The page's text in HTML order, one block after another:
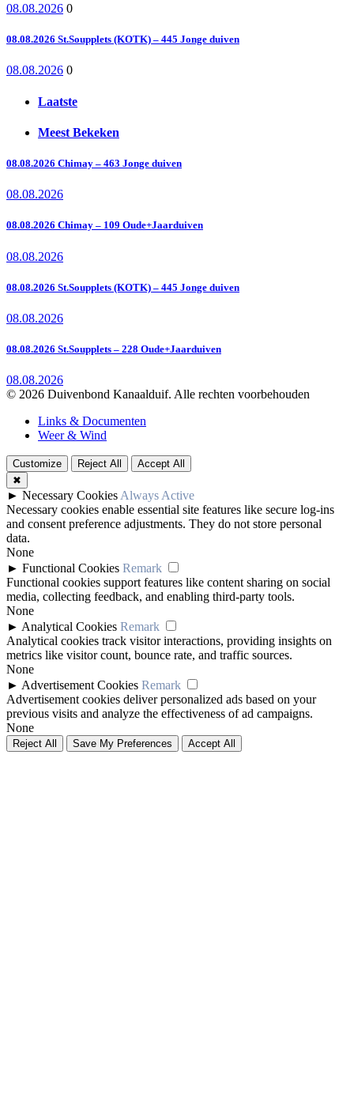
08.08.2026 0
08.08.2026 St.Soupplets (KOTK) – 445 Jonge duiven
08.08.2026 0
Laatste
Meest Bekeken
08.08.2026 Chimay – 463 Jonge duiven
08.08.2026
08.08.2026 Chimay – 109 Oude+Jaarduiven
08.08.2026
08.08.2026 St.Soupplets (KOTK) – 445 Jonge duiven
08.08.2026
08.08.2026 St.Soupplets – 228 Oude+Jaarduiven
08.08.2026
© 2026 Duivenbond Kanaalduif. Alle rechten voorbehouden
Links & Documenten
Weer & Wind
Customize Reject All
Accept All
✖
► Necessary Cookies Always Active
Necessary cookies enable essential site features like secure log-ins
and consent preference adjustments. They do not store personal
data.
None
► Functional Cookies Remark
Functional cookies support features like content sharing on social
media, collecting feedback, and enabling third-party tools.
None
► Analytical Cookies Remark
Analytical cookies track visitor interactions, providing insights on
metrics like visitor count, bounce rate, and traffic sources.
None
► Advertisement Cookies Remark
Advertisement cookies deliver personalized ads based on your
previous visits and analyze the effectiveness of ad campaigns.
None
Reject All Save My Preferences Accept All